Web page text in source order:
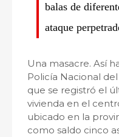
balas de
ataque
Una masacre. Así
Policía Nacional
que se registró el
vivienda en el
ubicado en la
como saldo cinco